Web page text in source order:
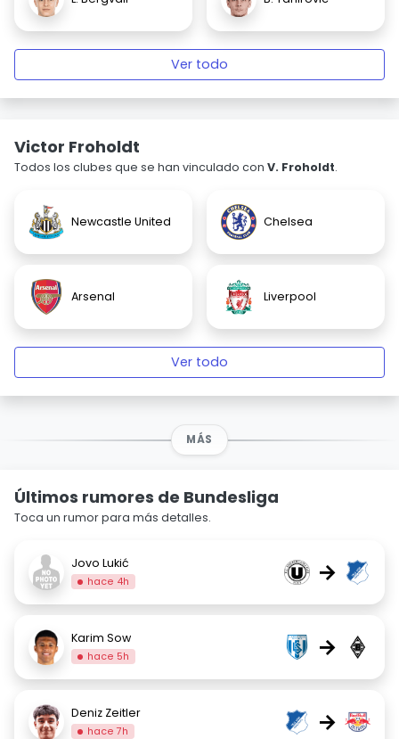
Ver todo
Victor Froholdt
Todos los clubes que se han vinculado con V. Froholdt.
Newcastle United Chelsea
Arsenal Liverpool
Ver todo
MÁS
Últimos rumores de Bundesliga
Toca un rumor para más detalles.
Jovo Lukić
hace 4h →
Karim Sow
hace 5h →
Deniz Zeitler
hace 7h →